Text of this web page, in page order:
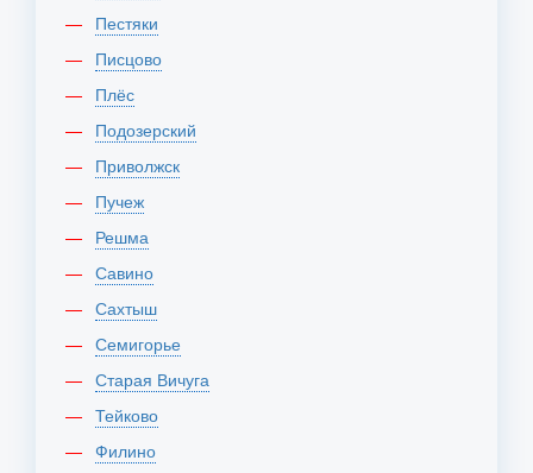
Пестяки
Писцово
Плёс
Подозерский
Приволжск
Пучеж
Решма
Савино
Сахтыш
Семигорье
Старая Вичуга
Тейково
Филино